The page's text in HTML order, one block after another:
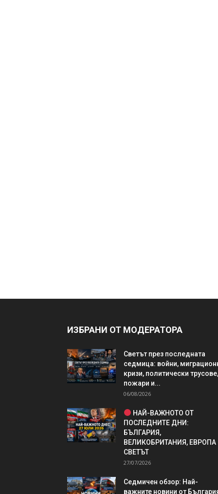
ИЗБРАНИ ОТ МОДЕРАТОРА
Светът през последната
седмица: войни,
кризи, политически трусове,
пожари и...
06/08/2026
НАЙ-ВАЖНОТО ОТ
ПОСЛЕДНИТЕ ДНИ:
БЪЛГАРИЯ,
ВЕЛИКОБРИТАНИЯ, ЕВРОПА
СВЕТЪТ
27/07/2026
Седмичен обзор: Най-
важните новини от